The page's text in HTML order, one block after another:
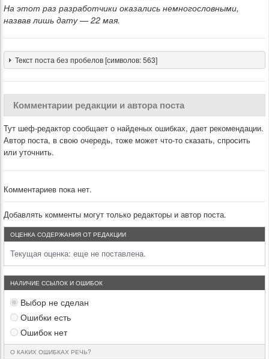
На этот раз разработчики оказались немногословными,
назвав лишь дату — 22 мая.
Текст поста без пробелов [символов: 563]
Комментарии редакции и автора поста
Тут шеф-редактор сообщает о найденых ошибках, дает рекомендации.
Автор поста, в свою очередь, тоже может что-то сказать, спросить
или уточнить.
Комментариев пока нет.
Добавлять комменты могут только редакторы и автор поста.
ОЦЕНКА СОДЕРЖАНИЯ ОТ РЕДАКЦИИ
Текущая оценка: еще не поставлена.
НАЛИЧИЕ ССЫЛОК И ОШИБОК
Выбор не сделан
Ошибки есть
Ошибок нет
О КАКИХ ОШИБКАХ РЕЧЬ?